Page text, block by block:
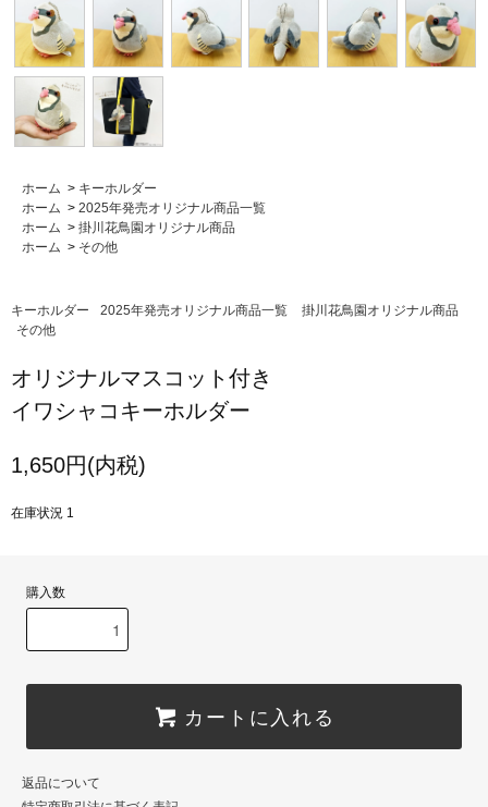
ホーム > キーホルダー
ホーム > 2025年発売オリジナル商品一覧
ホーム > 掛川花鳥園オリジナル商品
ホーム > その他
キーホルダー 2025年発売オリジナル商品一覧
掛川花鳥園オリジナル商品
その他
オリジナルマスコット付き
イワシャコキーホルダー
1,650円(内税)
在庫状況 1
購入数
カートに入れる
返品について